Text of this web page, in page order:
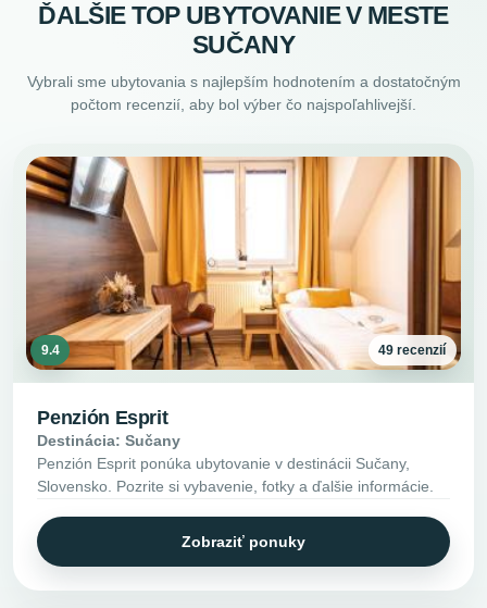
ĎALŠIE TOP UBYTOVANIE V MESTE
SUČANY
Vybrali sme ubytovania s najlepším hodnotením a dostatočným
počtom recenzií, aby bol výber čo najspoľahlivejší.
9.4 49 recenzií
Penzión Esprit
Destinácia: Sučany
Penzión Esprit ponúka ubytovanie v destinácii Sučany,
Slovensko. Pozrite si vybavenie, fotky a ďalšie informácie.
Zobraziť ponuky